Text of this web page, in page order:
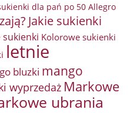
dla pań po 50 Allegro
Jakie sukienki
Kolorowe sukienki
letnie
bluzki mango
wyprzedaż Markowe
ubrania